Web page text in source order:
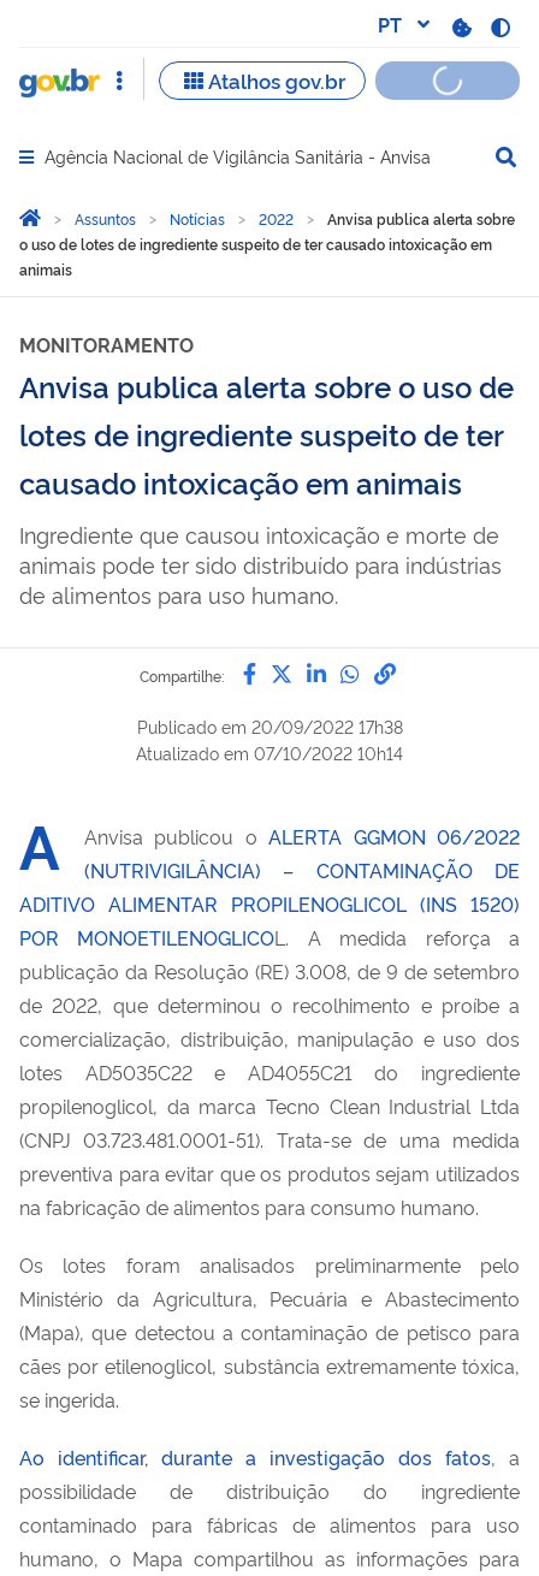
Abrir menu principal de navegação
Agência Nacional de Vigilância Sanitária - Anvisa
Você está aqui:
Página Inicial
Assuntos Notícias 2022
Anvisa publica alerta sobre
o uso de lotes de ingrediente suspeito de ter causado intoxicação em
animais
MONITORAMENTO
Anvisa publica alerta sobre o uso de
lotes de ingrediente suspeito de ter
causado intoxicação em animais
Ingrediente que causou intoxicação e morte de
animais pode ter sido distribuído para indústrias
de alimentos para uso humano.
Compartilhe: Compartilhe por Facebook
Compartilhe por Twitter
Compartilhe por
Compartilhe
link para
Publicado em 20/09/2022 17h38
Atualizado em 07/10/2022 10h14
A Anvisa publicou oALERTA GGMON 06/2022
(NUTRIVIGILÂNCIA) – CONTAMINAÇÃO DE
ADITIVO ALIMENTAR PROPILENOGLICOL (INS 1520)
POR MONOETILENOGLICOL. A medida reforça a
publicação da Resolução (RE) 3.008, de 9 de setembro
de 2022, que determinou o recolhimento e proíbe a
comercialização, distribuição, manipulação e uso dos
lotes AD5035C22 e AD4055C21 do ingrediente
propilenoglicol, da marca Tecno Clean Industrial Ltda
(CNPJ 03.723.481.0001-51). Trata-se de uma medida
preventiva para evitar que os produtos sejam utilizados
na fabricação de alimentos para consumo humano.
Os lotes foram analisados preliminarmente pelo
Ministério da Agricultura, Pecuária e Abastecimento
(Mapa), que detectou a contaminação de petisco para
cães por etilenoglicol, substância extremamente tóxica,
se ingerida.
Ao identificar, durante a investigação dos fatos, a
possibilidade de distribuição do ingrediente
contaminado para fábricas de alimentos para uso
humano, o Mapa compartilhou as informações para